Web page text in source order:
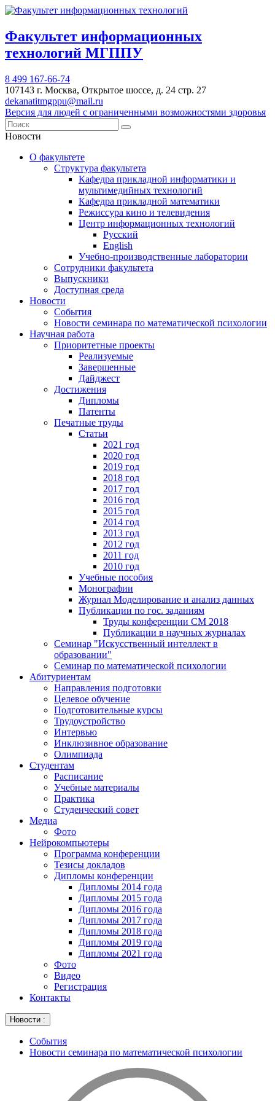
Факультет информационных
технологий МГППУ
8 499 167-66-74
107143 г. Москва, Открытое шоссе, д. 24 стр. 27
dekanatitmgppu@mail.ru
Версия для людей с ограниченными возможностями здоровья
Новости
О факультете
Структура факультета
Кафедра прикладной информатики и
мультимедийных технологий
Кафедра прикладной математики
Режиссура кино и телевидения
Центр информационных технологий
Русский
English
Учебно-производственные лаборатории
Сотрудники факультета
Выпускники
Доступная среда
Новости
События
Новости семинара по математической психологии
Научная работа
Приоритетные проекты
Реализуемые
Завершенные
Дайджест
Достижения
Дипломы
Патенты
Печатные труды
Статьи
2021 год
2020 год
2019 год
2018 год
2017 год
2016 год
2015 год
2014 год
2013 год
2012 год
2011 год
2010 год
Учебные пособия
Монографии
Журнал Моделирование и анализ данных
Публикации по гос. заданиям
Труды конференции CM 2018
Публикации в научных журналах
Семинар "Искусственный интеллект в
образовании"
Семинар по математической психологии
Абитуриентам
Направления подготовки
Целевое обучение
Подготовительные курсы
Трудоустройство
Интервью
Инклюзивное образование
Олимпиада
Студентам
Расписание
Учебные материалы
Практика
Студенческий совет
Медиа
Фото
Нейрокомпьютеры
Программа конференции
Тезисы докладов
Дипломы конференции
Дипломы 2014 года
Дипломы 2015 года
Дипломы 2016 года
Дипломы 2017 года
Дипломы 2018 года
Дипломы 2019 года
Дипломы 2021 года
Фото
Видео
Регистрация
Контакты
Новости :
События
Новости семинара по математической психологии